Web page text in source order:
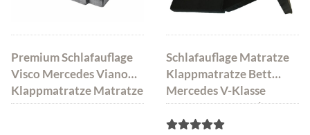
Premium Schlafauflage
Visco Mercedes Viano
Klappmatratze Matratze
185x144x10 cm
Schlafauflage Matratze
Klappmatratze Bett
Mercedes V-Klasse
185x138x6 cm Schwarz